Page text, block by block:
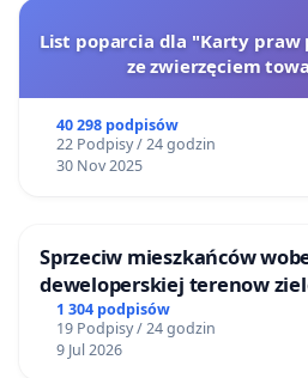
List poparcia dla "Karty
ze zwierzęciem
40 298 podpisów
22 Podpisy / 24 godzin
30 Nov 2025
Sprzeciw mieszkańców
deweloperskiej terenow
Bulwarów Straceńskich w
1 304 podpisów
19 Podpisy / 24 godzin
9 Jul 2026